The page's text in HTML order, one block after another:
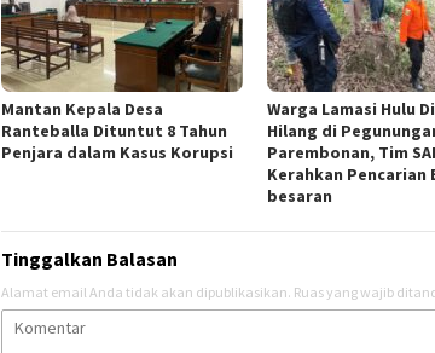
Mantan Kepala Desa
Ranteballa Dituntut 8 Tahun
Penjara dalam Kasus Korupsi
Warga Lamasi Hulu
Hilang di
Parembonan, Tim
Kerahkan Pencarian
besaran
Tinggalkan Balasan
Alamat email Anda tidak akan dipublikasikan. Ruas yang wajib